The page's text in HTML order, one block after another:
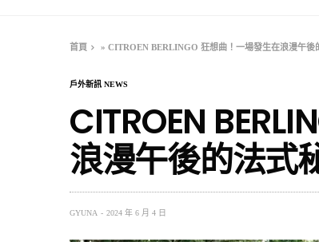
首頁 »CITROEN BERLINGO 狂想曲！一場發生在浪漫午後
戶外新訊 NEWS
CITROEN
浪漫午後的法式
GYUNA 2024 年 6 月 4 日